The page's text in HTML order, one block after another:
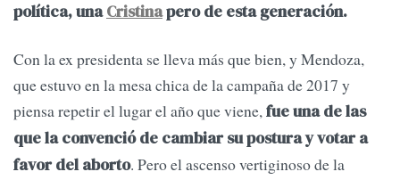
política, unaCristinapero de esta generación.
Con la ex presidenta se lleva más que bien, y Mendoza,
que estuvo en la mesa chica de la campaña de 2017 y
piensa repetir el lugar el año que viene,fue una de las
que la convenció de cambiar su postura y votar a
favor del aborto. Pero el ascenso vertiginoso de la